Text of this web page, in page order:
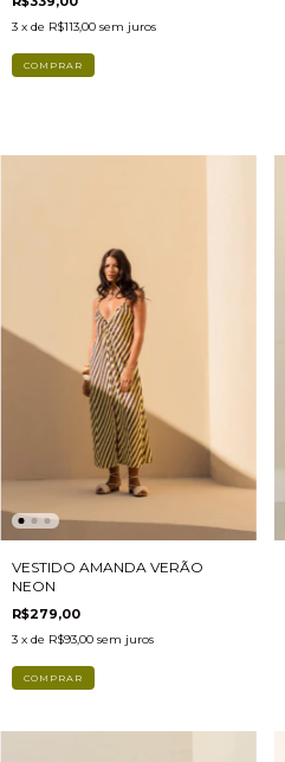
3 x de R$113,00 sem juros
COMPRAR
VESTIDO AMANDA VERÃO
NEON
R$279,00
3 x de R$93,00 sem juros
COMPRAR